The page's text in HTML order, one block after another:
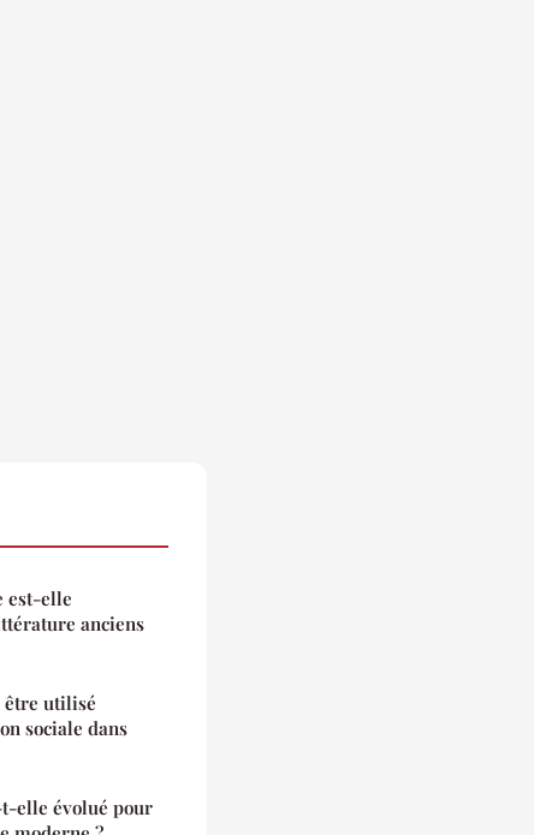
est-elle
anciens
utilisé
sociale dans
elle évolué pour